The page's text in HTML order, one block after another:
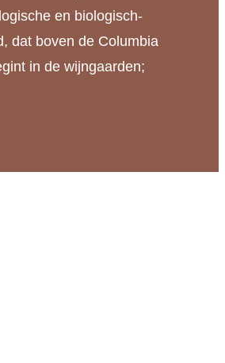
en biologisch-
dat boven de Columbia
in de wijngaarden;